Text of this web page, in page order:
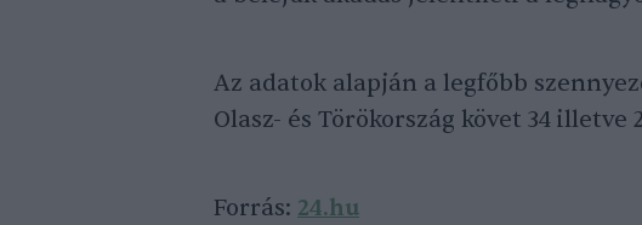
Az adatok alapján a legfőbb
Olasz- és Törökország követ 34 illetve
Forrás: 24.hu